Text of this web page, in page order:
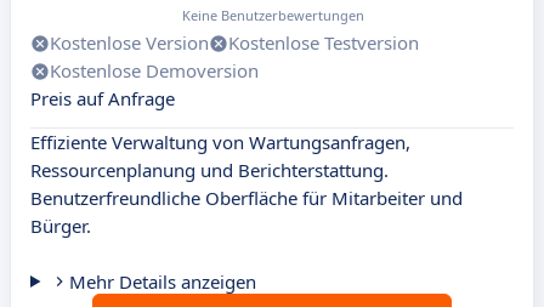
Keine Benutzerbewertungen
Kostenlose Version
Kostenlose Testversion
Kostenlose Demoversion
Preis auf Anfrage
Effiziente Verwaltung von Wartungsanfragen,
Ressourcenplanung und Berichterstattung.
Benutzerfreundliche Oberfläche für Mitarbeiter und
Bürger.
Mehr Details anzeigen